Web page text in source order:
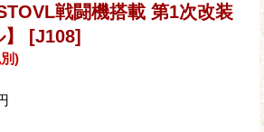
戦闘機搭載 第1次改装
[J108]
)